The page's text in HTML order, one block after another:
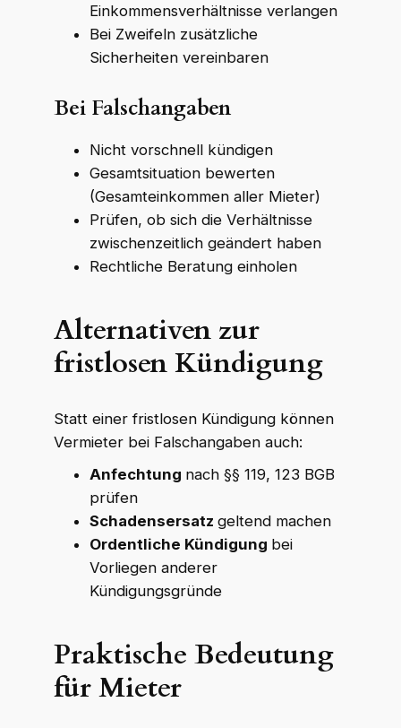
Einkommensverhältnisse verlangen
Bei Zweifeln zusätzliche
Sicherheiten vereinbaren
Bei Falschangaben
Nicht vorschnell kündigen
Gesamtsituation bewerten
(Gesamteinkommen aller Mieter)
Prüfen, ob sich die Verhältnisse
zwischenzeitlich geändert haben
Rechtliche Beratung einholen
Alternativen zur
fristlosen Kündigung
Statt einer fristlosen Kündigung können
Vermieter bei Falschangaben auch:
Anfechtung nach §§ 119, 123 BGB
prüfen
Schadensersatz geltend machen
Ordentliche Kündigung bei
Vorliegen anderer
Kündigungsgründe
Praktische Bedeutung
für Mieter